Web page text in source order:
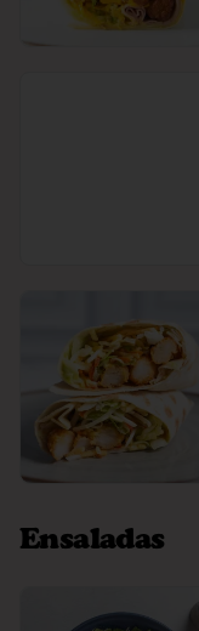
Ensaladas